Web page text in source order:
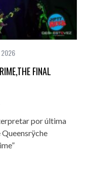
FINAL
por última